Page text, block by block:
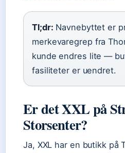
Tl;dr: Navnebyttet er
merkevaregrep fra
kunde endres lite —
fasiliteter er uendret.
Er det XXL på
Storsenter?
Ja, XXL har en butikk på